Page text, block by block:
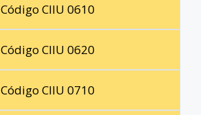
Código CIIU 0610
Código CIIU 0620
Código CIIU 0710